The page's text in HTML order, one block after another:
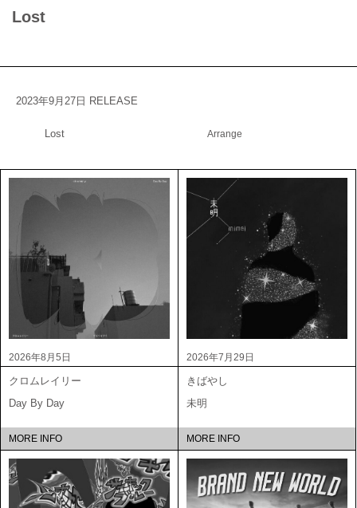
Lost
2023年9月27日 RELEASE
Lost Arrange
2026年8月5日
クロムレイリー
Day By Day
MORE INFO
2026年7月29日
きばやし
未明
MORE INFO